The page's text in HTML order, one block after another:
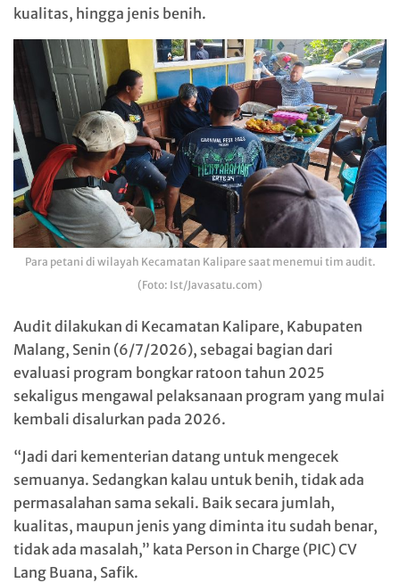
kualitas, hingga jenis benih.
Para petani di wilayah Kecamatan Kalipare saat menemui tim audit.
(Foto: Ist/Javasatu.com)
Audit dilakukan di Kecamatan Kalipare, Kabupaten
Malang, Senin (6/7/2026), sebagai bagian dari
evaluasi program bongkar ratoon tahun 2025
sekaligus mengawal pelaksanaan program yang mulai
kembali disalurkan pada 2026.
“Jadi dari kementerian datang untuk mengecek
semuanya. Sedangkan kalau untuk benih, tidak ada
permasalahan sama sekali. Baik secara jumlah,
kualitas, maupun jenis yang diminta itu sudah benar,
tidak ada masalah,” kata Person in Charge (PIC) CV
Lang Buana, Safik.